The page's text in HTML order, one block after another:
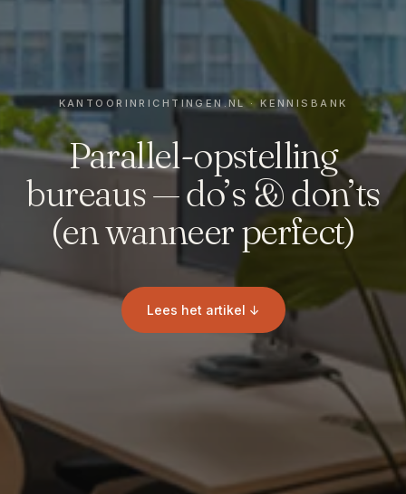
Parallel-opstelling
bureaus — do’s & don’ts
(en wanneer perfect)